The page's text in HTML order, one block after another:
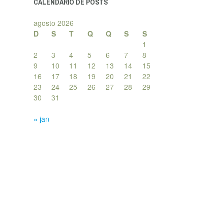
CALENDÁRIO DE POSTS
agosto 2026
D
S T Q Q S
S
1
2
3 4 5 6 7
8
9
10 11 12 13 14
15
16
17 18 19 20 21
22
23
24 25 26 27 28
29
30
31
« jan